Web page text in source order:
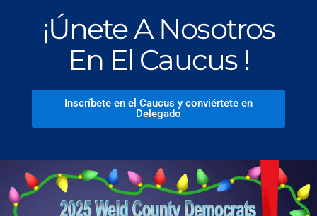
¡Únete A Nosotros
En El Caucus !
Inscríbete en el Caucus y conviértete en
Delegado